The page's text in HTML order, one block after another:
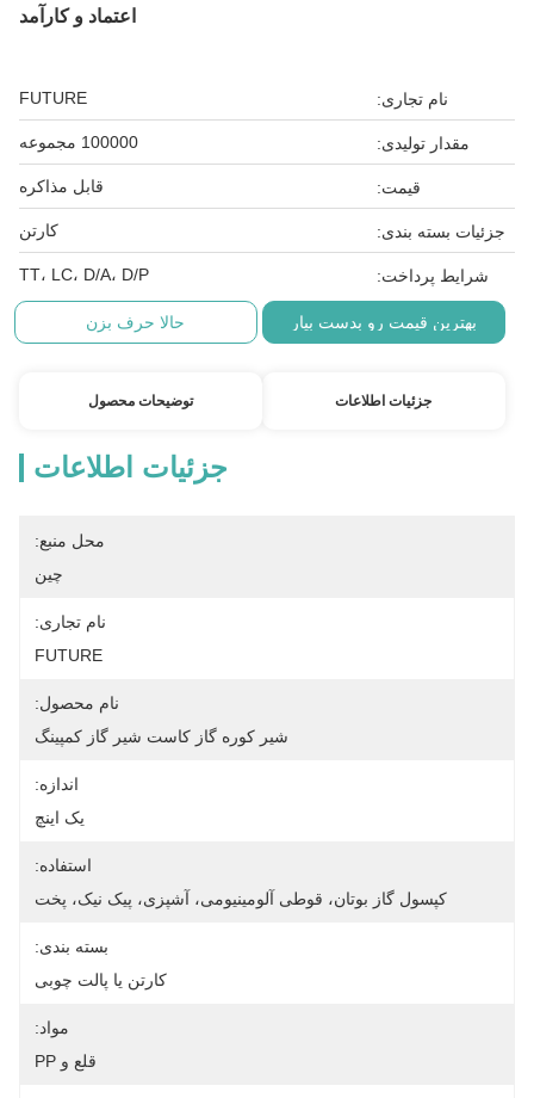
اعتماد و کارآمد
نام تجاری: FUTURE
مقدار تولیدی: 100000 مجموعه
قیمت: قابل مذاکره
جزئیات بسته بندی: کارتن
شرایط پرداخت: TT، LC، D/A، D/P
بهترین قیمت رو بدست بیار حالا حرف بزن
جزئیات اطلاعات توضیحات محصول
جزئیات اطلاعات
محل منبع:
چین
نام تجاری:
FUTURE
نام محصول:
شیر کوره گاز کاست شیر ​​گاز کمپینگ
اندازه:
یک اینچ
استفاده:
کپسول گاز بوتان، قوطی آلومینیومی، آشپزی، پیک نیک، پخت
بسته بندی:
کارتن یا پالت چوبی
مواد:
قلع و PP